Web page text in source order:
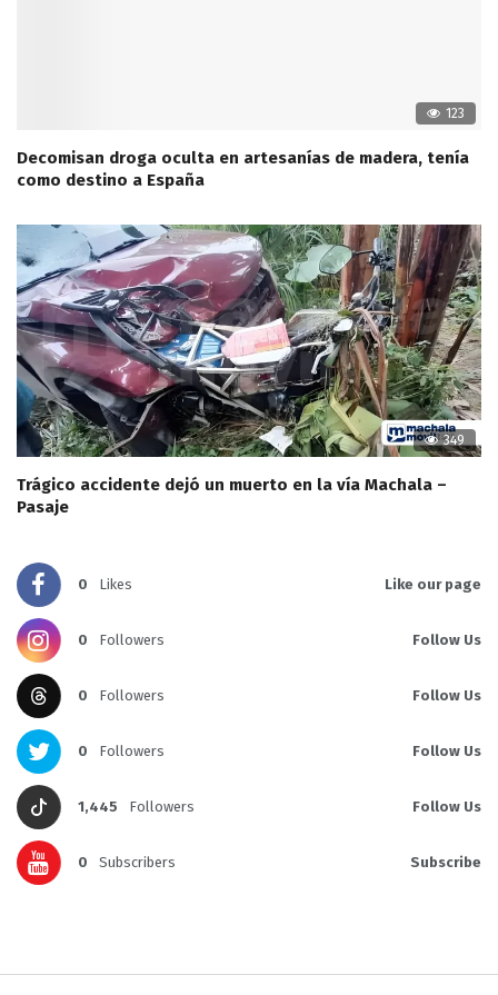
123
Decomisan droga oculta en artesanías de madera, tenía
como destino a España
349
Trágico accidente dejó un muerto en la vía Machala –
Pasaje
0 Likes Like our page
0 Followers Follow Us
0 Followers Follow Us
0 Followers Follow Us
1,445 Followers Follow Us
0 Subscribers Subscribe